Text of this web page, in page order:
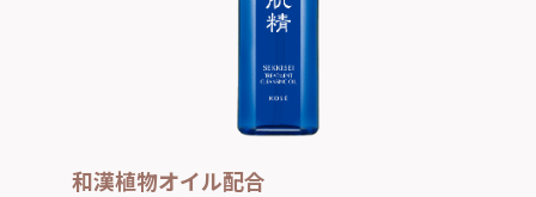
和漢植物オイル配合